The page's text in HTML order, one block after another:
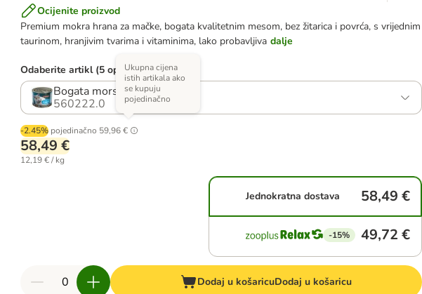
Ocijenite proizvod
Premium mokra hrana za mačke, bogata kvalitetnim mesom, bez žitarica i povrća, s vrijednim
taurinom, hranjivim tvarima i vitaminima, lako probavljiva dalje
Odaberite artikl (5 opcija)
Bogata morskom ribom
560222.0
-2.45% pojedinačno 59,96 €
Ukupna cijena
istih artikala ako
se kupuju
pojedinačno
58,49 €
12,19 € / kg
Jednokratna dostava 58,49 €
-15% 49,72 €
Dodaj u košaricuDodaj u košaricu